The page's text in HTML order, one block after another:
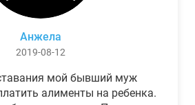
Анжела
2019-08-12
мой бывший муж
алименты на ребенка.